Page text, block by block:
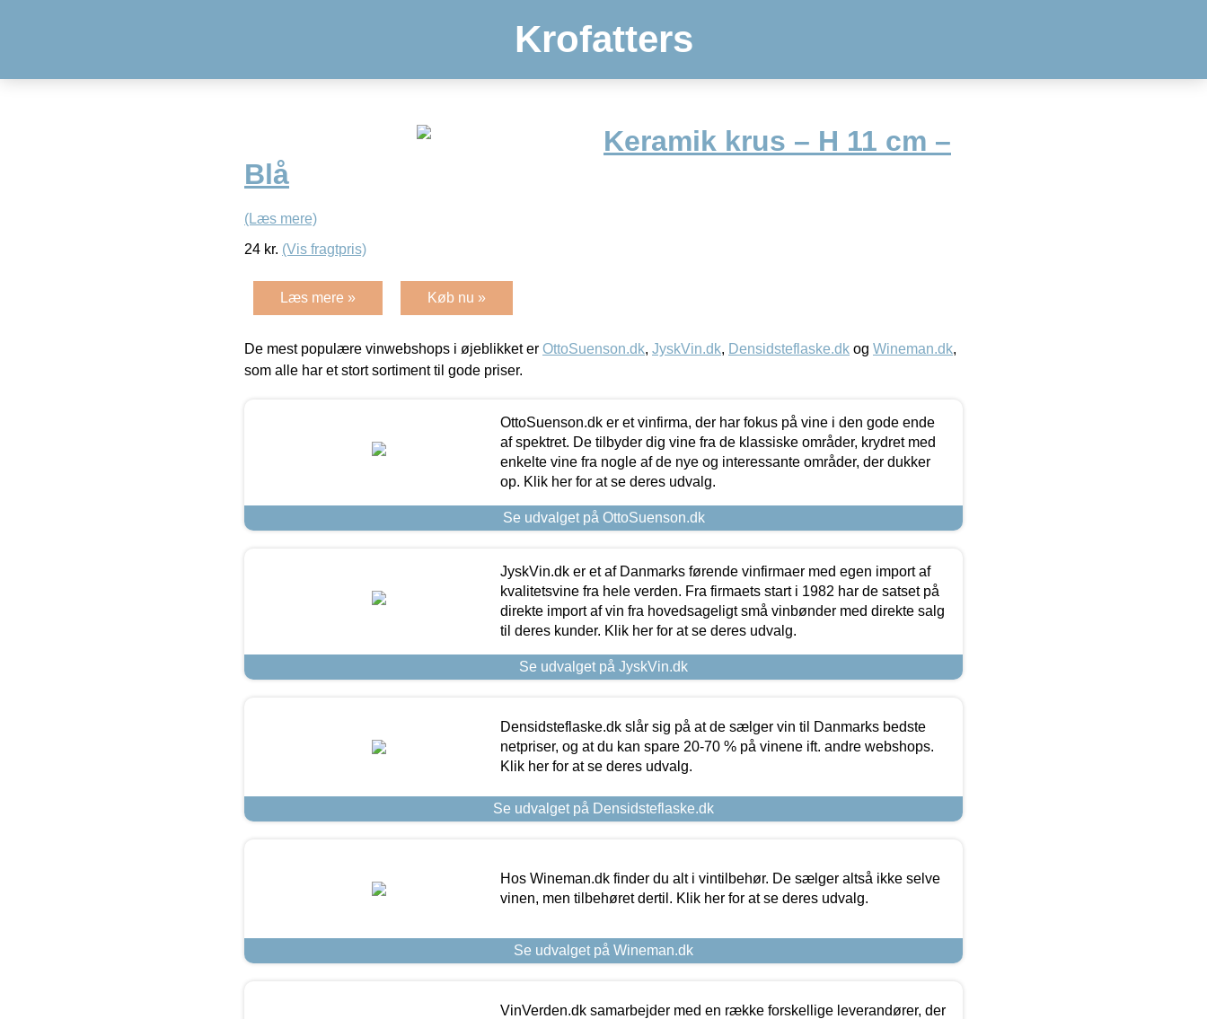
Krofatters
Keramik krus – H 11 cm –
Blå
(Læs mere)
24 kr. (Vis fragtpris)
Læs mere » Køb nu »
De mest populære vinwebshops i øjeblikket er OttoSuenson.dk, JyskVin.dk, Densidsteflaske.dk og Wineman.dk,
som alle har et stort sortiment til gode priser.
OttoSuenson.dk er et vinfirma, der har fokus på vine i den gode ende
af spektret. De tilbyder dig vine fra de klassiske områder, krydret med
enkelte vine fra nogle af de nye og interessante områder, der dukker
op. Klik her for at se deres udvalg.
Se udvalget på OttoSuenson.dk
JyskVin.dk er et af Danmarks førende vinfirmaer med egen import af
kvalitetsvine fra hele verden. Fra firmaets start i 1982 har de satset på
direkte import af vin fra hovedsageligt små vinbønder med direkte salg
til deres kunder. Klik her for at se deres udvalg.
Se udvalget på JyskVin.dk
Densidsteflaske.dk slår sig på at de sælger vin til Danmarks bedste
netpriser, og at du kan spare 20-70 % på vinene ift. andre webshops.
Klik her for at se deres udvalg.
Se udvalget på Densidsteflaske.dk
Hos Wineman.dk finder du alt i vintilbehør. De sælger altså ikke selve
vinen, men tilbehøret dertil. Klik her for at se deres udvalg.
Se udvalget på Wineman.dk
VinVerden.dk samarbejder med en række forskellige leverandører, der